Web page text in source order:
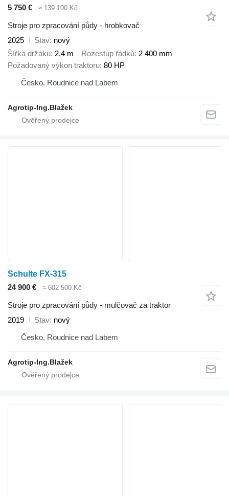
5 750 €
≈ 139 100 Kč
Stroje pro zpracování půdy - hrobkovač
2025
Stav nový
Šířka držáku 2,4 m Rozestup řádků 2 400 mm
Požadovaný výkon traktoru 80 HP
Česko, Roudnice nad Labem
Agrotip-Ing.Blažek
Schulte FX-315
24 900 €
≈ 602 500 Kč
Stroje pro zpracování půdy - mulčovač za traktor
2019
Stav nový
Česko, Roudnice nad Labem
Agrotip-Ing.Blažek